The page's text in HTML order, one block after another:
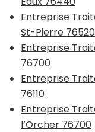
Entreprise
St-Pierre 76520
Entreprise
76700
Entreprise
76110
Entreprise
l’Orcher 76700